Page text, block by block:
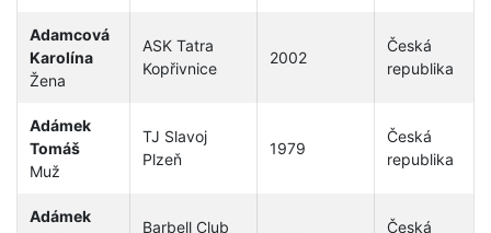
Adamcová
Karolína
Žena
ASK Tatra
Kopřivnice
2002
Česká
republika
Adámek
Tomáš
Muž
TJ Slavoj
Plzeň
1979
Česká
republika
Adámek
Barbell Club
Česká